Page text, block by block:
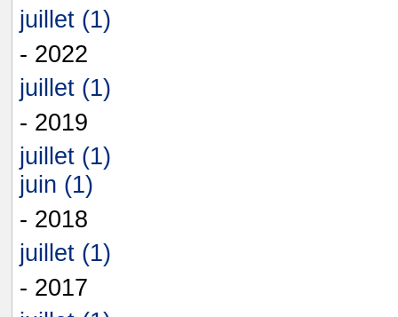
juillet (1)
- 2022
juillet (1)
- 2019
juillet (1)
juin (1)
- 2018
juillet (1)
- 2017